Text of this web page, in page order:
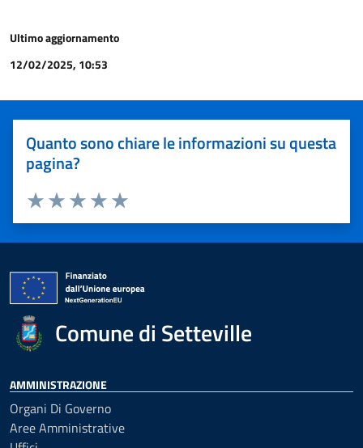
Ultimo aggiornamento
12/02/2025, 10:53
Quanto sono chiare le informazioni su questa
pagina?
Valuta 5 stelle su 5
Valuta 4 stelle su 5
Valuta 3 stelle su 5
Valuta 2 stelle su 5
Valuta 1 stelle su 5
Comune di Setteville
AMMINISTRAZIONE
Organi Di Governo
Aree Amministrative